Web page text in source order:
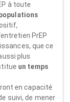
à toute
PrEP
que ce
plus
un temps
en capacité
suivi, de mener